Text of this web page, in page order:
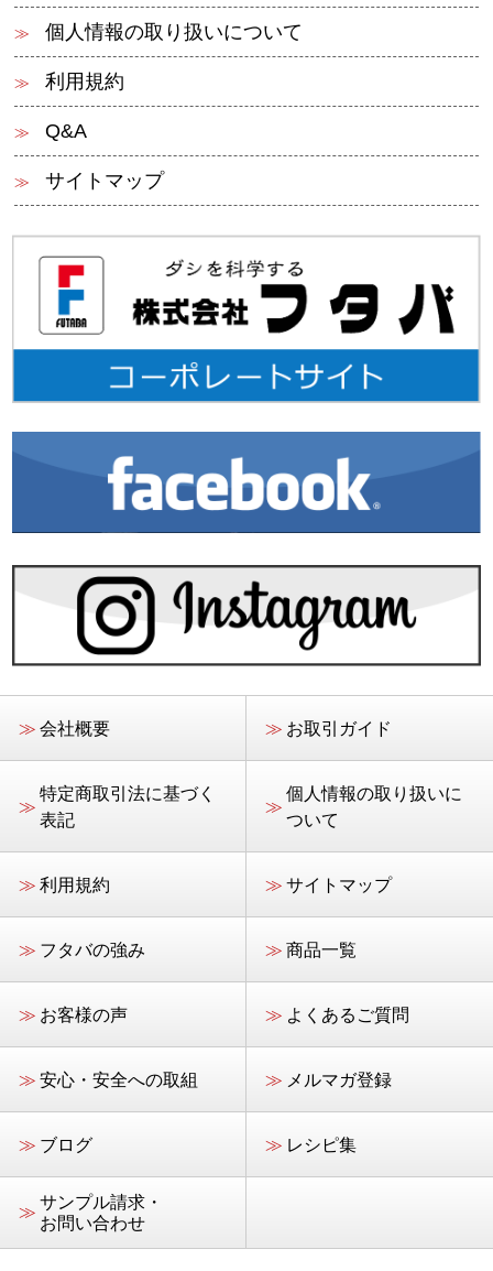
個人情報の取り扱いについて
利用規約
Q&A
サイトマップ
≫ 会社概要 ≫ お取引ガイド
≫
特定商取引法に基づく
表記
≫
個人情報の取り扱いに
ついて
≫ 利用規約 ≫ サイトマップ
≫ フタバの強み ≫ 商品一覧
≫ お客様の声 ≫ よくあるご質問
≫ 安心・安全への取組 ≫ メルマガ登録
≫ ブログ ≫ レシピ集
≫ サンプル請求・
お問い合わせ